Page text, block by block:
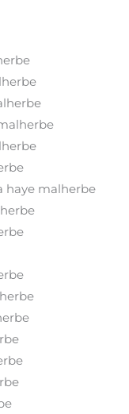
haye malherbe